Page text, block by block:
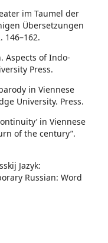
im Taumel der
Übersetzungen
146–162.
Aspects of Indo-
Press.
in Viennese
University. Press.
in Viennese
of the century”.
Jazyk:
Russian: Word